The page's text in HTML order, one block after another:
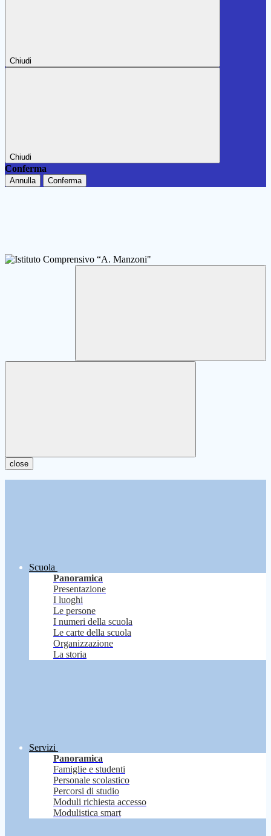
Chiudi
Chiudi
Conferma
Annulla Conferma
close
Scuola
Panoramica
Presentazione
I luoghi
Le persone
I numeri della scuola
Le carte della scuola
Organizzazione
La storia
Servizi
Panoramica
Famiglie e studenti
Personale scolastico
Percorsi di studio
Moduli richiesta accesso
Modulistica smart